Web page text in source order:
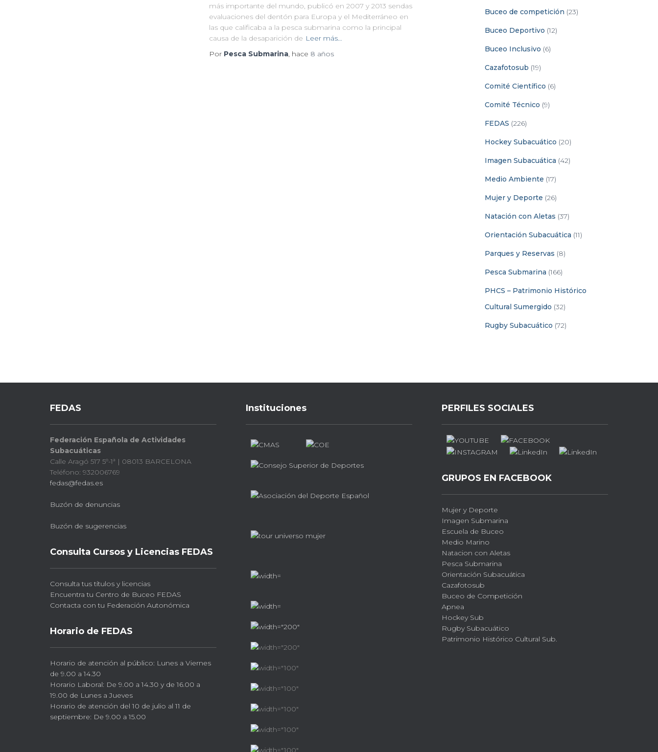
más importante del mundo, publicó en 2007 y 2013 sendas
evaluaciones del dentón para Europa y el Mediterráneo en
las que calificaba a la pesca submarina como la principal
causa de la desaparición de Leer más…
Por Pesca Submarina, hace 8 años
Buceo de competición (23)
Buceo Deportivo (12)
Buceo Inclusivo (6)
Cazafotosub (19)
Comité Científico (6)
Comité Técnico (9)
FEDAS (226)
Hockey Subacuático (20)
Imagen Subacuática (42)
Medio Ambiente (17)
Mujer y Deporte (26)
Natación con Aletas (37)
Orientación Subacuática (11)
Parques y Reservas (8)
Pesca Submarina (166)
PHCS – Patrimonio Histórico
Cultural Sumergido (32)
Rugby Subacuático (72)
FEDAS
Federación Española de Actividades
Subacuáticas
Calle Aragó 517 5º-1ª | 08013 BARCELONA
Teléfono: 932006769
fedas@fedas.es
Buzón de denuncias
Buzón de sugerencias
Consulta Cursos y Licencias FEDAS
Consulta tus títulos y licencias
Encuentra tu Centro de Buceo FEDAS
Contacta con tu Federación Autonómica
Horario de FEDAS
Horario de atención al público: Lunes a Viernes
de 9.00 a 14.30
Horario Laboral: De 9.00 a 14.30 y de 16.00 a
19.00 de Lunes a Jueves
Horario de atención del 10 de julio al 11 de
septiembre: De 9.00 a 15.00
Instituciones PERFILES SOCIALES
GRUPOS EN FACEBOOK
Mujer y Deporte
Imagen Submarina
Escuela de Buceo
Medio Marino
Natacion con Aletas
Pesca Submarina
Orientación Subacuática
Cazafotosub
Buceo de Competición
Apnea
Hockey Sub
Rugby Subacuático
Patrimonio Histórico Cultural Sub.